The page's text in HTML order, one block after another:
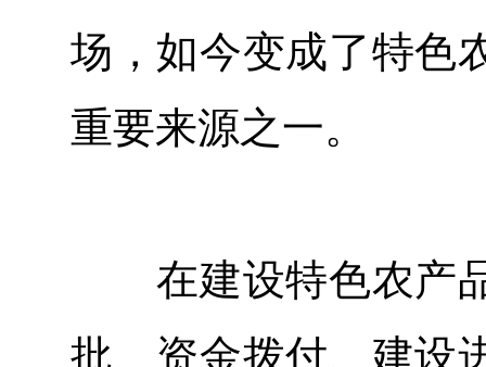
场，如今变成了特色
重要来源之一。
在建设特色农产品
批、资金拨付、建设